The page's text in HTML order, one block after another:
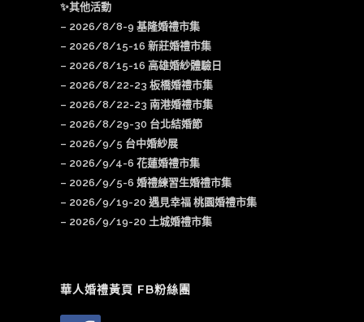
✨其他活動
– 2026/8/8-9 基隆婚禮市集
– 2026/8/15-16 新莊婚禮市集
– 2026/8/15-16 高雄婚紗體驗日
– 2026/8/22-23 板橋婚禮市集
– 2026/8/22-23 南港婚禮市集
– 2026/8/29-30 台北結婚節
– 2026/9/5 台中婚紗展
– 2026/9/4-6 花蓮婚禮市集
– 2026/9/5-6 婚禮練習生婚禮市集
– 2026/9/19-20 遇見幸福 桃園婚禮市集
– 2026/9/19-20 土城婚禮市集
華人婚禮黃頁 FB粉絲團